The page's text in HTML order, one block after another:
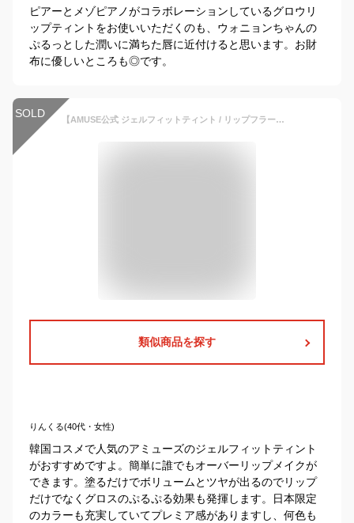
ピアーとメゾピアノがコラボレーションしているグロウリ
ップティントをお使いいただくのも、ウォニョンちゃんの
ぷるっとした潤いに満ちた唇に近付けると思います。お財
布に優しいところも◎です。
SOLD 【AMUSE公式 ジェルフィットティント / リップフラー】アミューズ ティント リップグロス リップティント 口紅 粘膜リップ リッププランパー プランピング ジェルティント 韓国コスメ ウォニョン
類似商品を探す
りんくる(40代・女性)
韓国コスメで人気のアミューズのジェルフィットティント
がおすすめですよ。簡単に誰でもオーバーリップメイクが
できます。塗るだけでボリュームとツヤが出るのでリップ
だけでなくグロスのぷるぷる効果も発揮します。日本限定
のカラーも充実していてプレミア感がありますし、何色も